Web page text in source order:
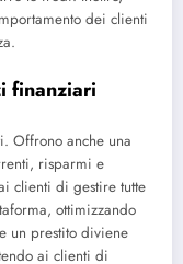
dei clienti
finanziari
Offrono anche una
risparmi e
clienti di gestire tutte
ottimizzando
un prestito diviene
ai clienti di